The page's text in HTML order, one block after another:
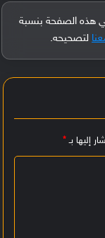
هذه الصفحة بنسبة
لتصحيحه.
إليها بـ*